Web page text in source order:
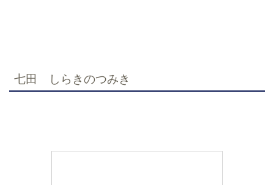
七田 しらきのつみき